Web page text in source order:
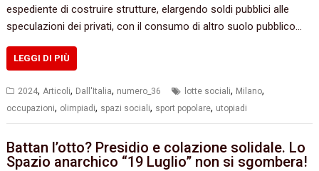
espediente di costruire strutture, elargendo soldi pubblici alle
speculazioni dei privati, con il consumo di altro suolo pubblico…
LEGGI DI PIÙ
2024,Articoli, Dall'Italia, numero_36 lotte sociali, Milano,
occupazioni, olimpiadi, spazi sociali, sport popolare, utopiadi
Battan l’otto? Presidio e colazione solidale. Lo
Spazio anarchico “19 Luglio” non si sgombera!